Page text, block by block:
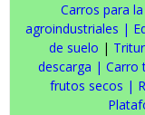
Carros para
agroindustriales |
de suelo |
descarga | Carro
frutos secos |